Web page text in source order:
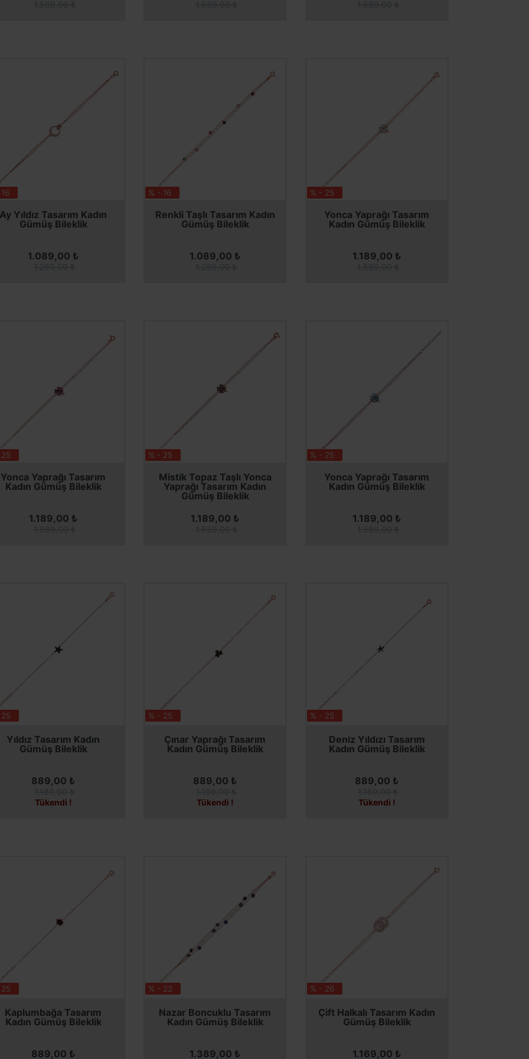
Ay Yıldız Tasarım Kadın
Gümüş Bileklik
SEPETE EKLE
1.089,00 ₺
SEPETE EKLE
% - 16
Renkli Taşlı Tasarım Kadın
Gümüş Bileklik
SEPETE EKLE
1.089,00 ₺
SEPETE EKLE
% - 25
Yonca Yaprağı Tasarım
Kadın Gümüş Bileklik
SEPETE EKLE
1.189,00 ₺
SEPETE EKLE
Yonca Yaprağı Tasarım
Kadın Gümüş Bileklik
SEPETE EKLE
1.189,00 ₺
SEPETE EKLE
% - 25
Mistik Topaz Taşlı Yonca
Yaprağı Tasarım Kadın
Gümüş Bileklik
SEPETE EKLE
1.189,00 ₺
SEPETE EKLE
% - 25
Yonca Yaprağı Tasarım
Kadın Gümüş Bileklik
SEPETE EKLE
1.189,00 ₺
SEPETE EKLE
Yıldız Tasarım Kadın
Gümüş Bileklik
SEPETE EKLE
889,00 ₺
Tükendi !
% - 25
Çınar Yaprağı Tasarım
Kadın Gümüş Bileklik
SEPETE EKLE
889,00 ₺
Tükendi !
% - 25
Deniz Yıldızı Tasarım
Kadın Gümüş Bileklik
SEPETE EKLE
889,00 ₺
Tükendi !
Kaplumbağa Tasarım
Kadın Gümüş Bileklik
SEPETE EKLE
889,00 ₺
% - 22
Nazar Boncuklu Tasarım
Kadın Gümüş Bileklik
SEPETE EKLE
1.389,00 ₺
% - 26
Çift Halkalı Tasarım Kadın
Gümüş Bileklik
SEPETE EKLE
1.169,00 ₺